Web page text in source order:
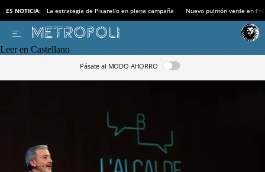
ES NOTICIA: La estrategia de Pisarello en plena campaña Nuevo pulmón verde en
Leer en Castellano
Pásate al MODO AHORRO